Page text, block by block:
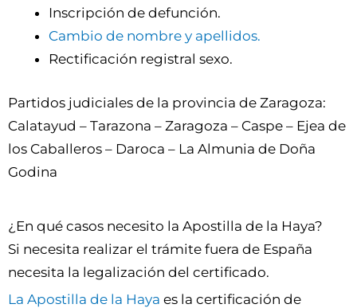
Inscripción de defunción.
Cambio de nombre y apellidos.
Rectificación registral sexo.
Partidos judiciales de la provincia de Zaragoza:
Calatayud – Tarazona – Zaragoza – Caspe – Ejea de
los Caballeros – Daroca – La Almunia de Doña
Godina
¿En qué casos necesito la Apostilla de la Haya?
Si necesita realizar el trámite fuera de España
necesita la legalización del certificado.
La Apostilla de la Haya es la certificación de